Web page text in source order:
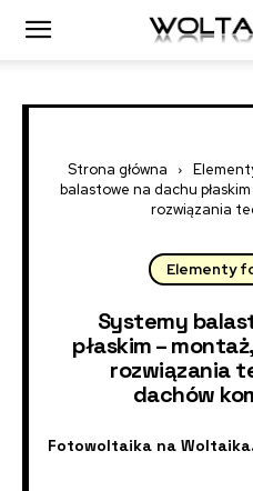
Strona główna
balastowe na dachu
rozwiązania
Elementy
Systemy
płaskim –
rozwiązania
dachów
Fotowoltaika na